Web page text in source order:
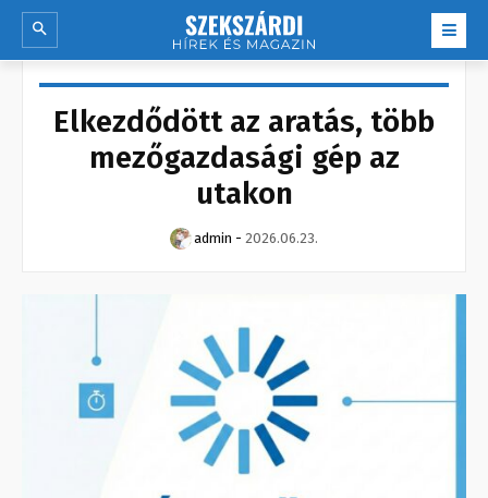
Elkezdődött az aratás, több
mezőgazdasági gép az
utakon
admin - 2026.06.23.